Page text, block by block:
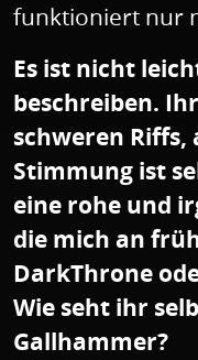
funktioniert nur
Es ist nicht
beschreiben.
schweren Riffs,
Stimmung ist
eine rohe und
die mich an
DarkThrone
Wie seht ihr
Gallhammer?